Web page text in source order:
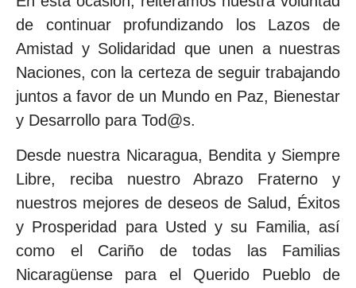
de continuar profundizando los Lazos de
Amistad y Solidaridad que unen a nuestras
Naciones, con la certeza de seguir trabajando
juntos a favor de un Mundo en Paz, Bienestar
y Desarrollo para Tod@s.
Desde nuestra Nicaragua, Bendita y Siempre
Libre, reciba nuestro Abrazo Fraterno y
nuestros mejores de deseos de Salud, Éxitos
y Prosperidad para Usted y su Familia, así
como el Cariño de todas las Familias
Nicaragüense para el Querido Pueblo de